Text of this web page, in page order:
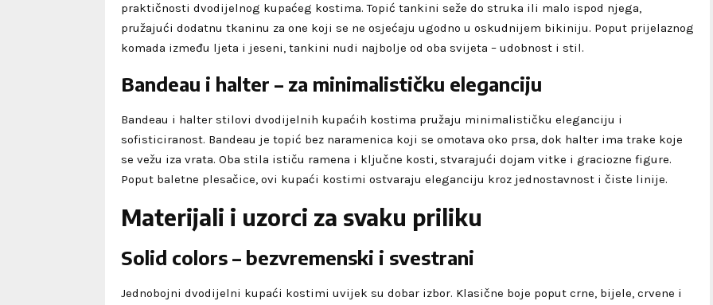
praktičnosti dvodijelnog kupaćeg kostima. Topić tankini seže do struka ili malo ispod njega,
pružajući dodatnu tkaninu za one koji se ne osjećaju ugodno u oskudnijem bikiniju. Poput prijelaznog
komada između ljeta i jeseni, tankini nudi najbolje od oba svijeta – udobnost i stil.
Bandeau i halter – za minimalističku eleganciju
Bandeau i halter stilovi dvodijelnih kupaćih kostima pružaju minimalističku eleganciju i
sofisticiranost. Bandeau je topić bez naramenica koji se omotava oko prsa, dok halter ima trake koje
se vežu iza vrata. Oba stila ističu ramena i ključne kosti, stvarajući dojam vitke i graciozne figure.
Poput baletne plesačice, ovi kupaći kostimi ostvaraju eleganciju kroz jednostavnost i čiste linije.
Materijali i uzorci za svaku priliku
Solid colors – bezvremenski i svestrani
Jednobojni dvodijelni kupaći kostimi uvijek su dobar izbor. Klasične boje poput crne, bijele, crvene i